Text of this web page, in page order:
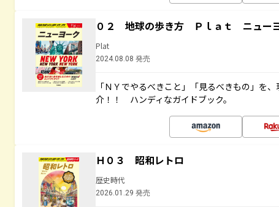
０２ 地球の歩き方 Ｐｌａｔ ニュー
Plat
2024.08.08 発売
「ＮＹでやるべきこと」「見るべきもの」を
介！！ ハンディなガイドブック。
Ｈ０３ 昭和レトロ
歴史時代
2026.01.29 発売